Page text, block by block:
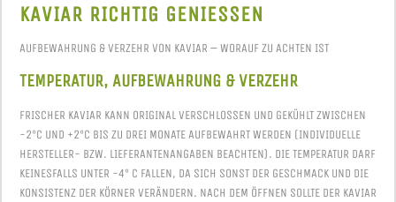
KAVIAR RICHTIG GENIESSEN
AUFBEWAHRUNG & VERZEHR VON KAVIAR – WORAUF ZU ACHTEN IST
TEMPERATUR, AUFBEWAHRUNG & VERZEHR
FRISCHER KAVIAR KANN ORIGINAL VERSCHLOSSEN UND GEKÜHLT ZWISCHEN
-2°C UND +2°C BIS ZU DREI MONATE AUFBEWAHRT WERDEN (INDIVIDUELLE
HERSTELLER- BZW. LIEFERANTENANGABEN BEACHTEN). DIE TEMPERATUR DARF
KEINESFALLS UNTER -4° C FALLEN, DA SICH SONST DER GESCHMACK UND DIE
KONSISTENZ DER KÖRNER VERÄNDERN. NACH DEM ÖFFNEN SOLLTE DER KAVIAR